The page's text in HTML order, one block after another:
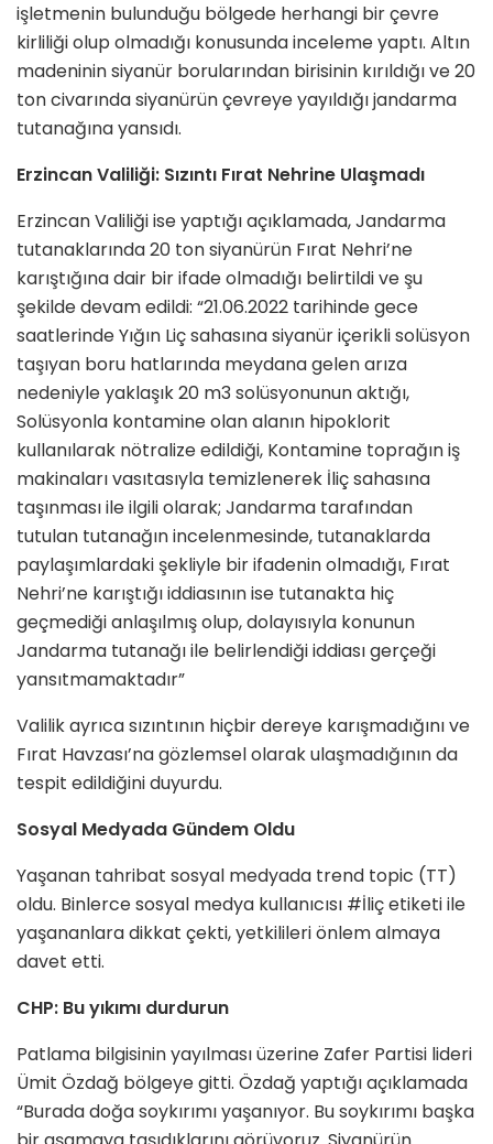
işletmenin bulunduğu bölgede herhangi bir çevre
kirliliği olup olmadığı konusunda inceleme yaptı. Altın
madeninin siyanür borularından birisinin kırıldığı ve 20
ton civarında siyanürün çevreye yayıldığı jandarma
tutanağına yansıdı.
Erzincan Valiliği: Sızıntı Fırat Nehrine Ulaşmadı
Erzincan Valiliği ise yaptığı açıklamada, Jandarma
tutanaklarında 20 ton siyanürün Fırat Nehri’ne
karıştığına dair bir ifade olmadığı belirtildi ve şu
şekilde devam edildi: “21.06.2022 tarihinde gece
saatlerinde Yığın Liç sahasına siyanür içerikli solüsyon
taşıyan boru hatlarında meydana gelen arıza
nedeniyle yaklaşık 20 m3 solüsyonunun aktığı,
Solüsyonla kontamine olan alanın hipoklorit
kullanılarak nötralize edildiği, Kontamine toprağın iş
makinaları vasıtasıyla temizlenerek İliç sahasına
taşınması ile ilgili olarak; Jandarma tarafından
tutulan tutanağın incelenmesinde, tutanaklarda
paylaşımlardaki şekliyle bir ifadenin olmadığı, Fırat
Nehri’ne karıştığı iddiasının ise tutanakta hiç
geçmediği anlaşılmış olup, dolayısıyla konunun
Jandarma tutanağı ile belirlendiği iddiası gerçeği
yansıtmamaktadır”
Valilik ayrıca sızıntının hiçbir dereye karışmadığını ve
Fırat Havzası’na gözlemsel olarak ulaşmadığının da
tespit edildiğini duyurdu.
Sosyal Medyada Gündem Oldu
Yaşanan tahribat sosyal medyada trend topic (TT)
oldu. Binlerce sosyal medya kullanıcısı #İliç etiketi ile
yaşananlara dikkat çekti, yetkilileri önlem almaya
davet etti.
CHP: Bu yıkımı durdurun
Patlama bilgisinin yayılması üzerine Zafer Partisi lideri
Ümit Özdağ bölgeye gitti. Özdağ yaptığı açıklamada
“Burada doğa soykırımı yaşanıyor. Bu soykırımı başka